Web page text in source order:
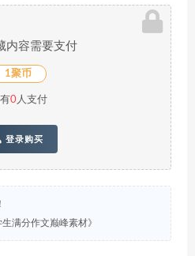
内容需要支付
1聚币
0人支付
登录购买
生满分作文巅峰素材》